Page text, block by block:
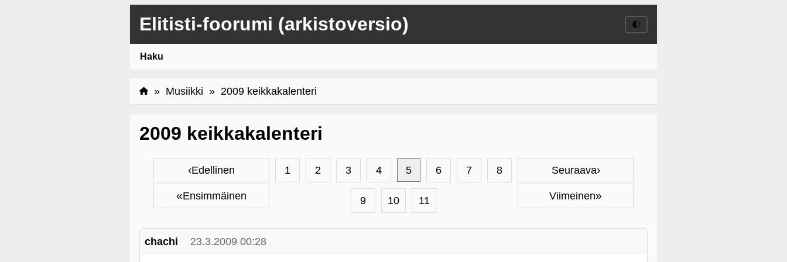
Elitisti-foorumi (arkistoversio) 🌓
Haku
» Musiikki » 2009 keikkakalenteri
2009 keikkakalenteri
‹Edellinen
«Ensimmäinen
Seuraava›
Viimeinen»
1 2 3 4 5 6 7 8
9 10 11
chachi 23.3.2009 00:28